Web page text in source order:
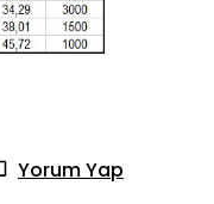
Yorum Yap